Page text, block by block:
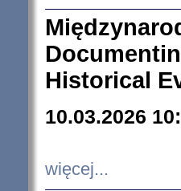
Historical
10.03.2026
więcej...